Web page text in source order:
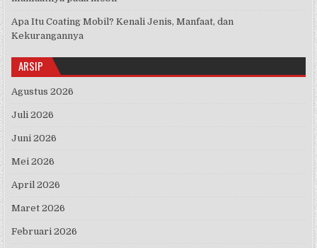
Apa Itu Coating Mobil? Kenali Jenis, Manfaat, dan
Kekurangannya
ARSIP
Agustus 2026
Juli 2026
Juni 2026
Mei 2026
April 2026
Maret 2026
Februari 2026